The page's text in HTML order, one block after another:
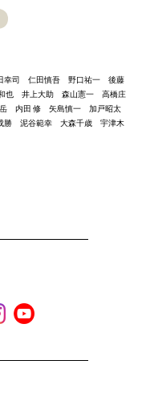
幸司 仁田慎吾 野口祐一 後藤
也 井上大助 森山憲一 高橋庄
内田 修 矢島慎一 加戸昭太
勝 泥谷範幸 大森千歳 宇津木